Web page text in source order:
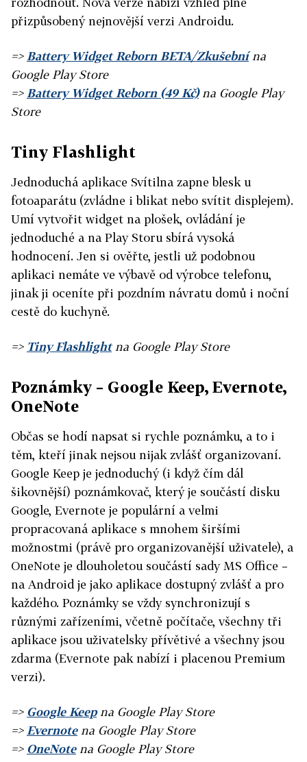
přizpůsobený nejnovější verzi Androidu.
=> Battery Widget Reborn BETA/Zkušebnína
Google Play Store
=> Battery Widget Reborn (49 Kč)na Google Play
Store
Tiny Flashlight
Jednoduchá aplikace Svítilna zapne blesk u
fotoaparátu (zvládne i blikat nebo svítit displejem).
Umí vytvořit widget na plošek, ovládání je
jednoduché a na Play Storu sbírá vysoká
hodnocení. Jen si ověřte, jestli už podobnou
aplikaci nemáte ve výbavě od výrobce telefonu,
jinak ji oceníte při pozdním návratu domů i noční
cestě do kuchyně.
=> Tiny Flashlightna Google Play Store
Poznámky – Google Keep, Evernote,
OneNote
Občas se hodí napsat si rychle poznámku, a to i
těm, kteří jinak nejsou nijak zvlášť organizovaní.
Google Keep je jednoduchý (i když čím dál
šikovnější) poznámkovač, který je součástí disku
Google, Evernote je populární a velmi
propracovaná aplikace s mnohem širšími
možnostmi (právě pro organizovanější uživatele), a
OneNote je dlouholetou součástí sady MS Office –
na Android je jako aplikace dostupný zvlášť a pro
každého. Poznámky se vždy synchronizují s
různými zařízeními, včetně počítače, všechny tři
aplikace jsou uživatelsky přívětivé a všechny jsou
zdarma (Evernote pak nabízí i placenou Premium
verzi).
=> Google Keepna Google Play Store
=> Evernotena Google Play Store
=> OneNotena Google Play Store